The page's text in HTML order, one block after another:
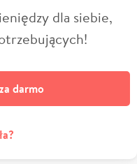
dla siebie,
darmo